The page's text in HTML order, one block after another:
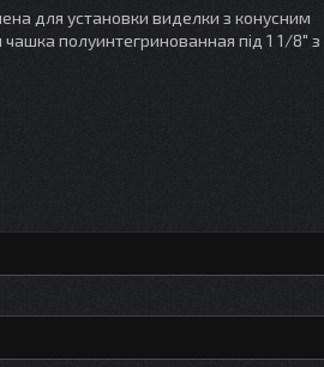
для установки виделки з конусним
полуинтегринованная під 1 1/8" з